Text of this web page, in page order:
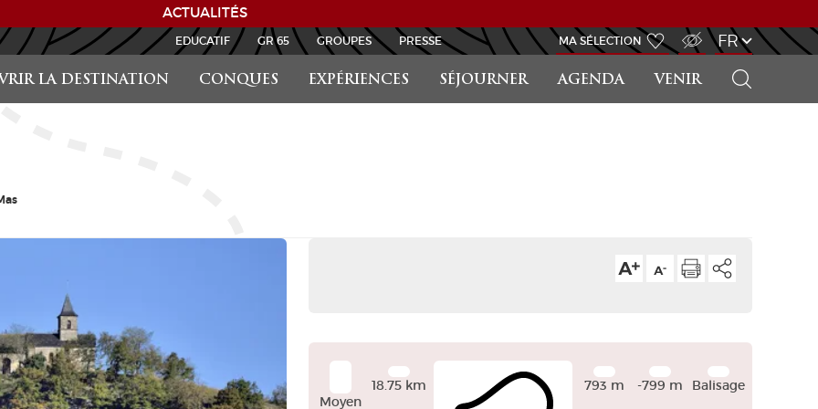
ACTUALITÉS
LA DESTINATION CONQUES EXPÉRIENCES SÉJOURNER AGENDA VENIR
EDUCATIF GR 65 GROUPES PRESSE MA SÉLECTION FR
Moyen
18.75 km 793 m -799 m Balisage